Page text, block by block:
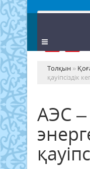
Толқын »
қауіпсіздік
АЭС –